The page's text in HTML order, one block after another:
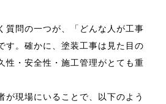
質問の一つが、「どんな人が工事
す。確かに、塗装工事は見た目の
性・安全性・施工管理がとても重
が現場にいることで、以下のよう